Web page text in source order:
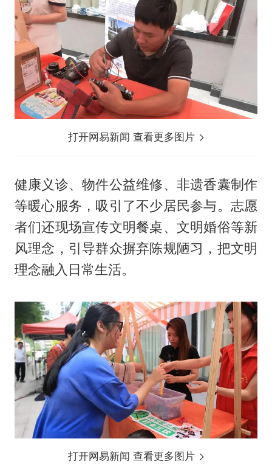
打开网易新闻 查看更多图片
健康义诊、物件公益维修、非遗香囊制作
等暖心服务，吸引了不少居民参与。志愿
者们还现场宣传文明餐桌、文明婚俗等新
风理念，引导群众摒弃陈规陋习，把文明
理念融入日常生活。
打开网易新闻 查看更多图片